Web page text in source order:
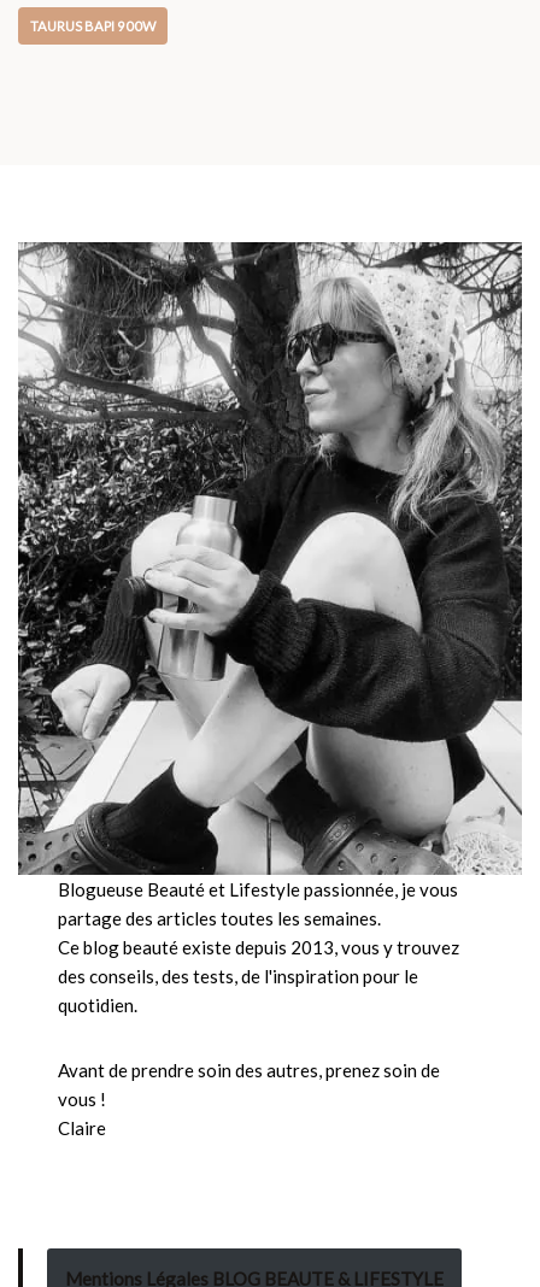
TAURUS BAPI 900W
Blogueuse Beauté et Lifestyle passionnée, je vous
partage des articles toutes les semaines.
Ce blog beauté existe depuis 2013, vous y trouvez
des conseils, des tests, de l'inspiration pour le
quotidien.
Avant de prendre soin des autres, prenez soin de
vous !
Claire
Mentions Légales BLOG BEAUTE & LIFESTYLE